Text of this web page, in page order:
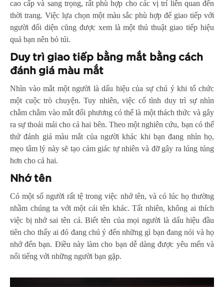
cao cấp và sang trọng, rất phù hợp cho các vị trí liên quan đến
thời trang. Việc lựa chọn một màu sắc phù hợp để giao tiếp với
người đối diện cũng được xem là một thủ thuật giao tiếp hiệu
quả bạn nên bỏ túi.
Duy trì giao tiếp bằng mắt bằng cách
đánh giá màu mắt
Nhìn vào mắt một người là dấu hiệu của sự chú ý khi tổ chức
một cuộc trò chuyện. Tuy nhiên, việc cố tình duy trì sự nhìn
chằm chằm vào mắt đối phương có thể là một thách thức và gây
ra sự thoải mái cho cả hai bên. Theo một nghiên cứu, bạn có thể
thử đánh giá màu mắt của người khác khi bạn đang nhìn họ,
mẹo tâm lý này sẽ tạo cảm giác tự nhiên và đỡ gây ra lúng túng
hơn cho cả hai.
Nhớ tên
Có một số người rất tệ trong việc nhớ tên, và có lúc họ thường
nhầm chúng ta với một cái tên khác. Tất nhiên, không ai thích
việc bị nhớ sai tên cả. Biết tên của mọi người là dấu hiệu đầu
tiên cho thấy ai đó đang chú ý đến những gì bạn đang nói và họ
nhớ đến bạn. Điều này làm cho bạn dễ dàng được yêu mến và
nổi tiếng với những người bạn gặp.